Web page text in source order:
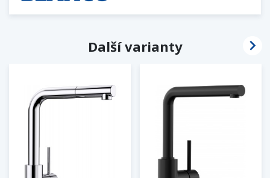
Další varianty 